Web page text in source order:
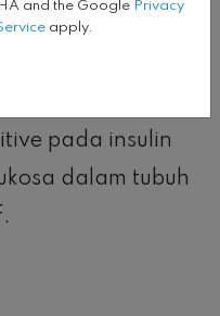
pada insulin
dalam tubuh
and the Google Privacy
apply.